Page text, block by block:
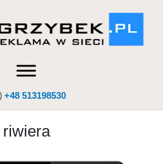
+48 513198530
riwiera